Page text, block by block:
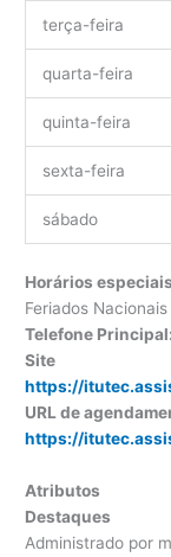
terça-feira
quarta-feira
quinta-feira
sexta-feira
sábado
Horários especiais
Feriados
Telefone Principal:
Site
https://
URL de
https://
Atributos
Destaques
Administrado por